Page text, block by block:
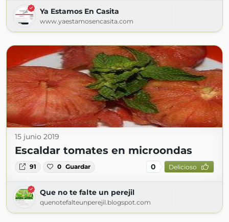
Ya Estamos En Casita
www.yaestamosencasita.com
15 junio 2019
Escaldar tomates en microondas
91 0 Guardar 0 Delicioso
Que no te falte un perejil
quenotefalteunperejil.blogspot.com